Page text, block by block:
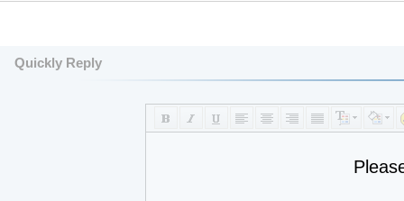
Quickly Reply